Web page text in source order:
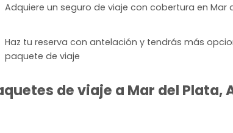
Adquiere un seguro de viaje con cobertura en Mar
Haz tu reserva con antelación y tendrás más
paquete de viaje
de viaje a Mar del Plata,